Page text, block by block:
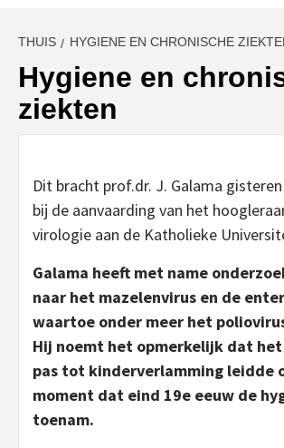
THUIS HYGIENE EN CHRONISCHE
Hygiene en
ziekten
Dit bracht prof.dr. J. Galama
bij de aanvaarding van het
virologie aan de Katholieke
Galama heeft met name
naar het mazelenvirus en de
waartoe onder meer het
Hij noemt het opmerkelijk dat
pas tot kinderverlamming leidde
moment dat eind 19e eeuw de
toenam.